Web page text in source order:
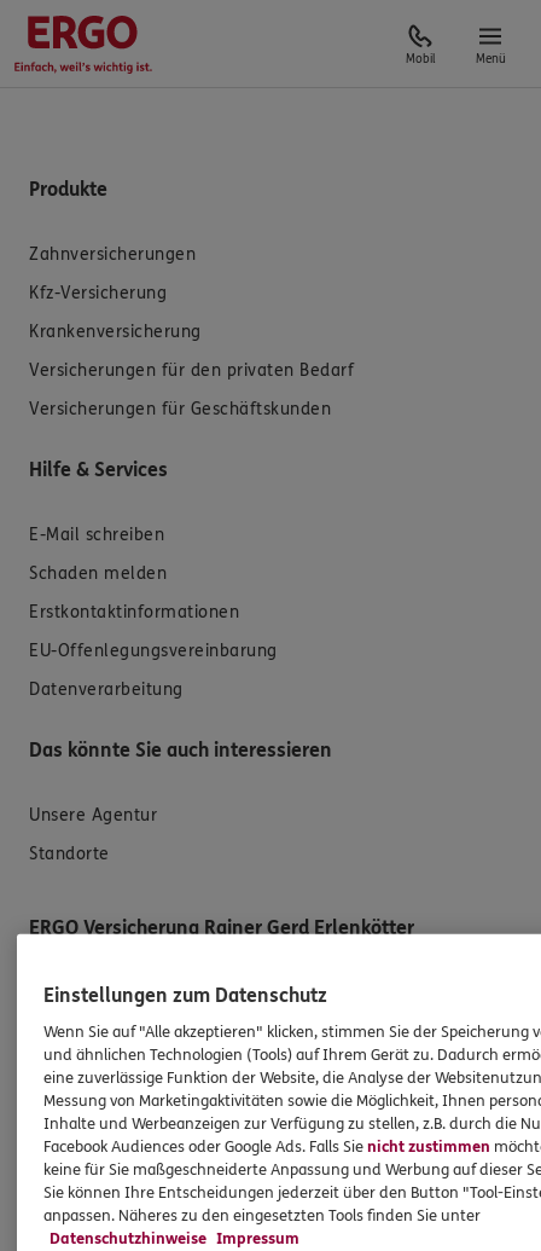
Mobil Menü
Produkte
Zahnversicherungen
Kfz-Versicherung
Krankenversicherung
Versicherungen für den privaten Bedarf
Versicherungen für Geschäftskunden
Hilfe & Services
E-Mail schreiben
Schaden melden
Erstkontaktinformationen
EU-Offenlegungsvereinbarung
Datenverarbeitung
Das könnte Sie auch interessieren
Unsere Agentur
Standorte
ERGO Versicherung Rainer Gerd Erlenkötter
Generalagentur
Allerbecker Weg 81 c
33449 Langenberg
Tel: 05248/821444
Mobil: 0175-1858546
Fax: 05248/821422
Öffnungszeiten
Einstellungen zum Datenschutz
Wenn Sie auf "Alle akzeptieren" klicken, stimmen Sie der Speicherung
und ähnlichen Technologien (Tools) auf Ihrem Gerät zu. Dadurch
eine zuverlässige Funktion der Website, die Analyse der
Messung von Marketingaktivitäten sowie die Möglichkeit, Ihnen
Inhalte und Werbeanzeigen zur Verfügung zu stellen, z.B. durch die
Facebook Audiences oder Google Ads. Falls Sienicht zustimmen
keine für Sie maßgeschneiderte Anpassung und Werbung auf dieser
Sie können Ihre Entscheidungen jederzeit über den Button "Tool-
anpassen. Näheres zu den eingesetzten Tools finden Sie unter
Datenschutzhinweise Impressum